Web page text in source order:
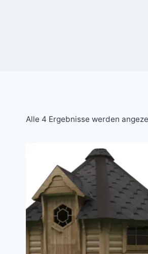
Alle 4 Ergebnisse werden